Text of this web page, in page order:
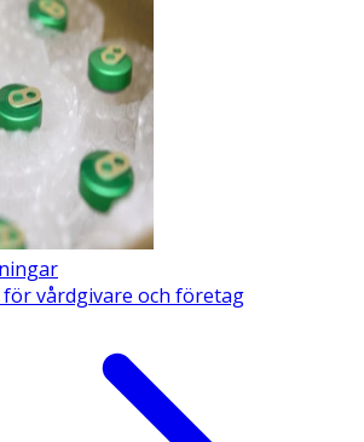
vårdgivare och företag